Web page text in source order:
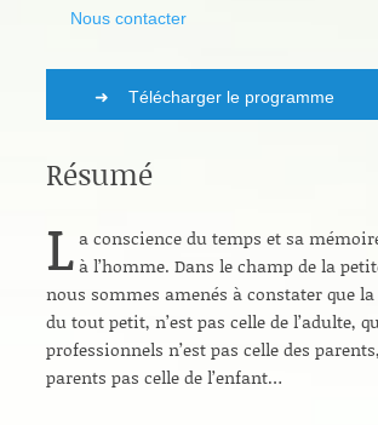
Nous contacter
Télécharger le programme
Résumé
La conscience du temps et sa
à l’homme. Dans le champ de la
nous sommes amenés à constater que
du tout petit, n’est pas celle de l’adulte,
professionnels n’est pas celle des
parents pas celle de l’enfant…